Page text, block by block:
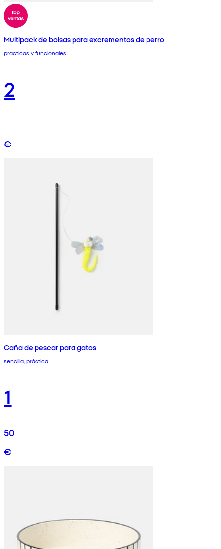
Multipack de bolsas para excrementos de perro
prácticas y funcionales
2
€
Caña de pescar para gatos
sencilla, práctica
1
50
€